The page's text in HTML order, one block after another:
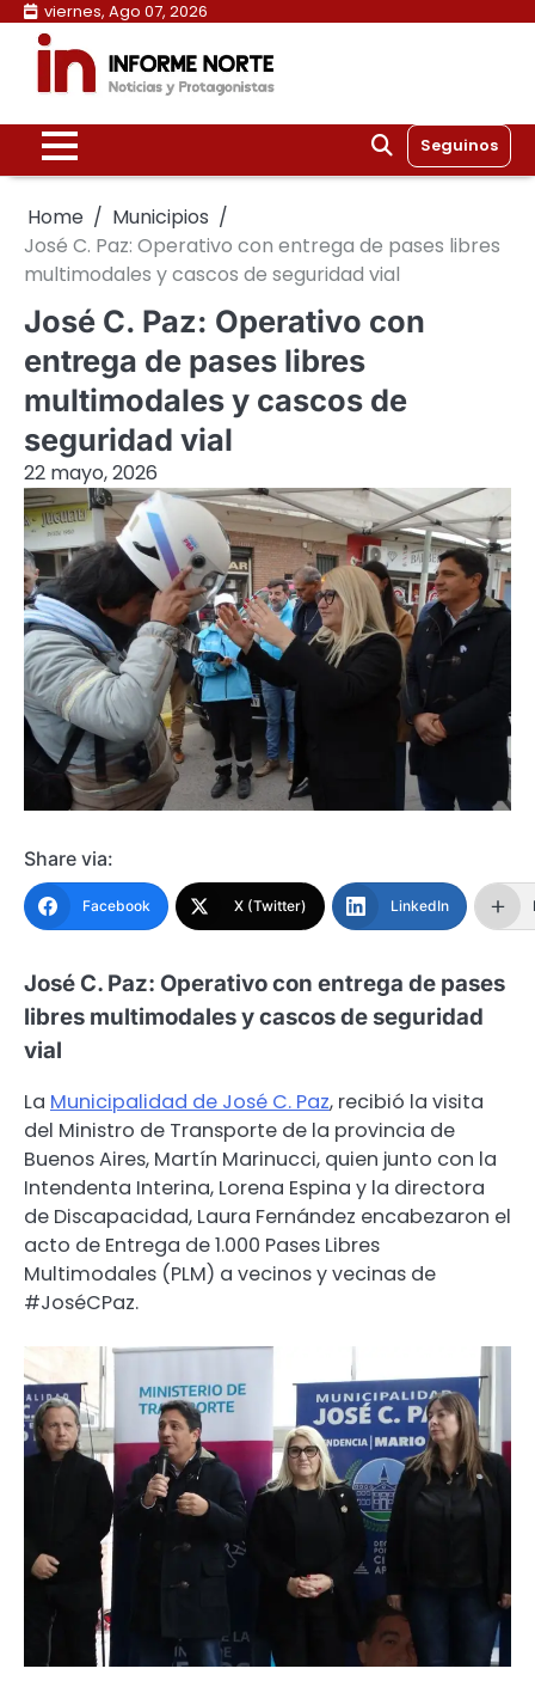
Skip
content
viernes, Ago 07, 2026
Seguinos
Home
Municipios
José C. Paz: Operativo con entrega de pases libres
multimodales y cascos de seguridad vial
José C. Paz: Operativo con
entrega de pases libres
multimodales y cascos de
seguridad vial
22 mayo, 2026
Share via:
Facebook X (Twitter) LinkedIn
José C. Paz: Operativo con entrega de pases
libres multimodales y cascos de seguridad
vial
La Municipalidad de José C. Paz, recibió la visita
del Ministro de Transporte de la provincia de
Buenos Aires, Martín Marinucci, quien junto con la
Intendenta Interina, Lorena Espina y la directora
de Discapacidad, Laura Fernández encabezaron el
acto de Entrega de 1.000 Pases Libres
Multimodales (PLM) a vecinos y vecinas de
#JoséCPaz.